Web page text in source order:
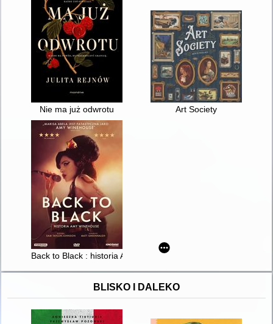
Nie ma już odwrotu Art Society
Back to Black : historia Amy Winehouse
BLISKO I DALEKO